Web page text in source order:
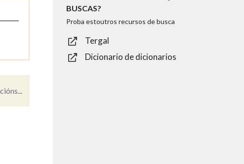
BUSCAS?
Proba estoutros recursos de busca
Tergal
Dicionario de dicionarios